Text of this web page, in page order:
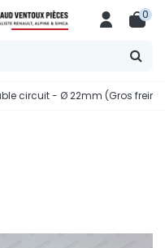
0
circuit - Ø 22mm (Gros frein)